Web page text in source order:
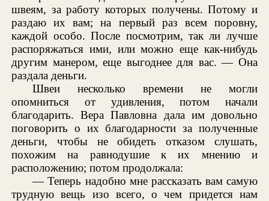
швеям, за работу которых получены. Потому и
раздаю их вам; на первый раз всем поровну,
каждой особо. После посмотрим, так ли лучше
распоряжаться ими, или можно еще как-нибудь
другим манером, еще выгоднее для вас. — Она
раздала деньги.
Швеи несколько времени не могли
опомниться от удивления, потом начали
благодарить. Вера Павловна дала им довольно
поговорить о их благодарности за полученные
деньги, чтобы не обидеть отказом слушать,
похожим на равнодушие к их мнению и
расположению; потом продолжала:
— Теперь надобно мне рассказать вам самую
трудную вещь изо всего, о чем придется нам